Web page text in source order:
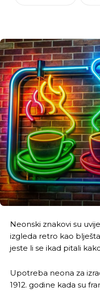
Neonski znakovi su
izgleda retro kao
jeste li se ikad pitali
Upotreba neona za
1912. godine kada su